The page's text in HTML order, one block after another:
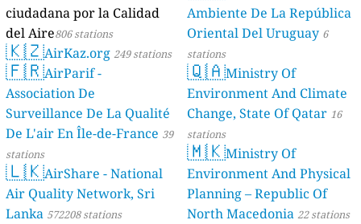
ciudadana por la Calidad
del Aire806 stations
🇰🇿AirKaz.org 249 stations
🇫🇷AirParif -
Association De
Surveillance De La Qualité
De L'air En Île-de-France 39
stations
🇱🇰AirShare - National
Air Quality Network, Sri
Lanka 572208 stations
Ambiente De La República
Oriental Del Uruguay 6
stations
🇶🇦Ministry Of
Environment And Climate
Change, State Of Qatar 16
stations
🇲🇰Ministry Of
Environment And Physical
Planning – Republic Of
North Macedonia 22 stations